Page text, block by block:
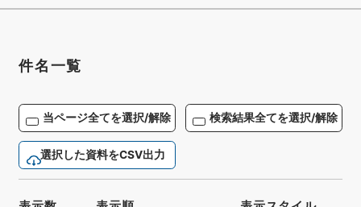
件名一覧
当ページ全てを選択/解除 検索結果全てを選択/解除
選択した資料をCSV出力